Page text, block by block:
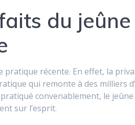
du
pratique récente. En effet, la
qui remonte à des milliers
pratiqué convenablement, le
sur l’esprit.